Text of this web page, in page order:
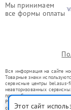
Мы принимаем
все формы оплаты
Вся информация на сайте
Товарные знаки
сервисные центры bel.asus-
неавторизованных
правообладателями
Ремонт осуществляется для
со статьей 1487 ГК РФ.
Этот сайт